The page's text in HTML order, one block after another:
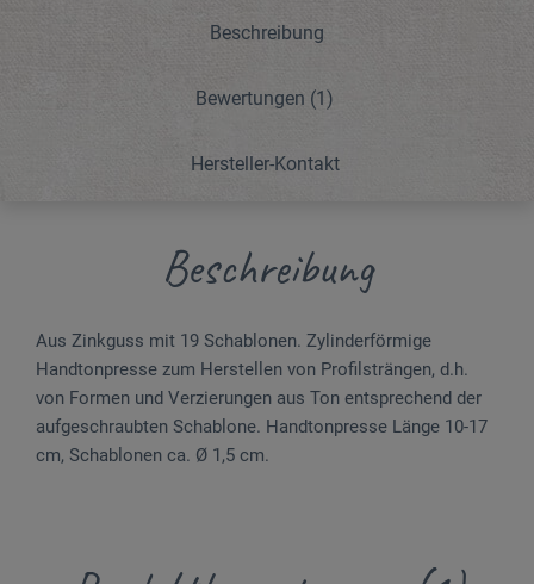
Beschreibung
Bewertungen (1)
Hersteller-Kontakt
Beschreibung
Aus Zinkguss mit 19 Schablonen. Zylinderförmige
Handtonpresse zum Her­stellen von Profilsträngen, d.h.
von Formen und Verzierungen aus Ton entsprechend der
aufgeschraubten Schablone. Handtonpresse Länge 10-17
cm, Schablonen ca. Ø 1,5 cm.